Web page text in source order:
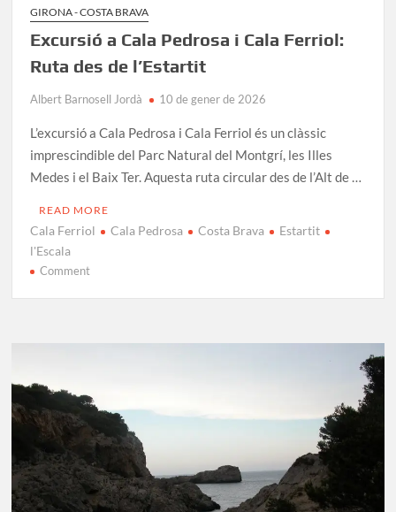
GIRONA - COSTA BRAVA
Excursió a Cala Pedrosa i Cala Ferriol:
Ruta des de l’Estartit
Albert Barnosell Jordà 10 de gener de 2026
L’excursió a Cala Pedrosa i Cala Ferriol és un clàssic
imprescindible del Parc Natural del Montgrí, les Illes
Medes i el Baix Ter. Aquesta ruta circular des de l’Alt de …
READ MORE
Cala Ferriol Cala Pedrosa Costa Brava
Estartit
l'Escala
Commenton
Pedrosa
Ferriol:
des
de
l’Estartit